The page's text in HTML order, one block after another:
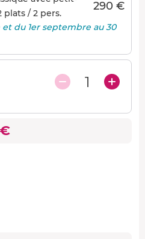
plats / 2 pers.
290 €
du 1er septembre au 30
1